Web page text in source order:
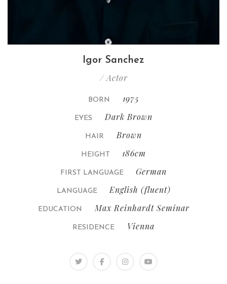
Igor Sanchez
/ Actor
BORN 1975
EYES Dark Brown
HAIR Brown
HEIGHT 186cm
FIRST LANGUAGE German
LANGUAGE English (fluent)
EDUCATION Max Reinhardt Seminar
RESIDENCE Vienna